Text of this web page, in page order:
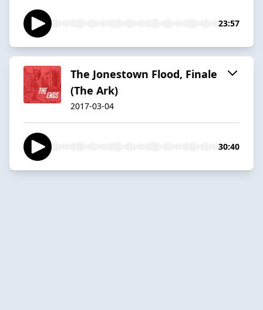
23:57
The Jonestown Flood, Finale
(The Ark)
2017-03-04
30:40